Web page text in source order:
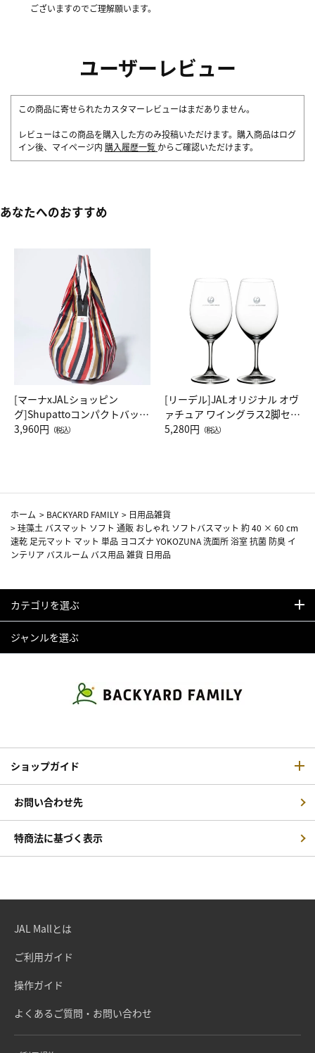
ございますのでご理解願います。
ユーザーレビュー
この商品に寄せられたカスタマーレビューはまだありません。
レビューはこの商品を購入した方のみ投稿いただけます。購入商品はログ
イン後、マイページ内 購入履歴一覧 からご確認いただけます。
あなたへのおすすめ
[マーナxJALショッピン
グ]Shupattoコンパクトバッグ
Drop JAL客室乗務員（LC）ス
3,960円 （税込）
[リーデル]JALオリジナル オヴ
ァチュア ワイングラス2脚セッ
ト（レッドワイン）
5,280円 （税込）
ホーム > BACKYARD FAMILY > 日用品雑貨
>珪藻土 バスマット ソフト 通販 おしゃれ ソフトバスマット 約 40 × 60 cm
速乾 足元マット マット 単品 ヨコズナ YOKOZUNA 洗面所 浴室 抗菌 防臭 イ
ンテリア バスルーム バス用品 雑貨 日用品
カテゴリを選ぶ
ジャンルを選ぶ
ショップガイド
お問い合わせ先
特商法に基づく表示
JAL Mallとは
ご利用ガイド
操作ガイド
よくあるご質問・お問い合わせ